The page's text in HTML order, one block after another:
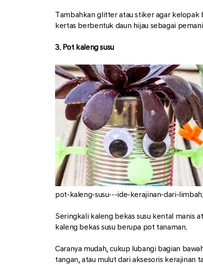
Tambahkan glitter atau stiker agar kelopak
kertas berbentuk daun hijau sebagai
3. Pot kaleng susu
pot-kaleng-susu---ide-kerajinan-dari-
Seringkali kaleng bekas susu kental manis
kaleng bekas susu berupa pot tanaman.
Caranya mudah, cukup lubangi bagian
tangan, atau mulut dari aksesoris kerajinan